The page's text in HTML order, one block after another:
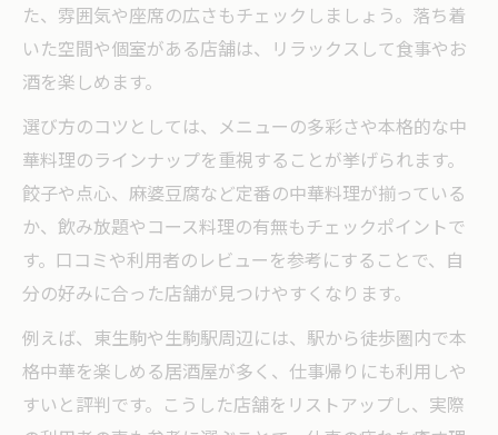
た、雰囲気や座席の広さもチェックしましょう。落ち着
いた空間や個室がある店舗は、リラックスして食事やお
酒を楽しめます。
選び方のコツとしては、メニューの多彩さや本格的な中
華料理のラインナップを重視することが挙げられます。
餃子や点心、麻婆豆腐など定番の中華料理が揃っている
か、飲み放題やコース料理の有無もチェックポイントで
す。口コミや利用者のレビューを参考にすることで、自
分の好みに合った店舗が見つけやすくなります。
例えば、東生駒や生駒駅周辺には、駅から徒歩圏内で本
格中華を楽しめる居酒屋が多く、仕事帰りにも利用しや
すいと評判です。こうした店舗をリストアップし、実際